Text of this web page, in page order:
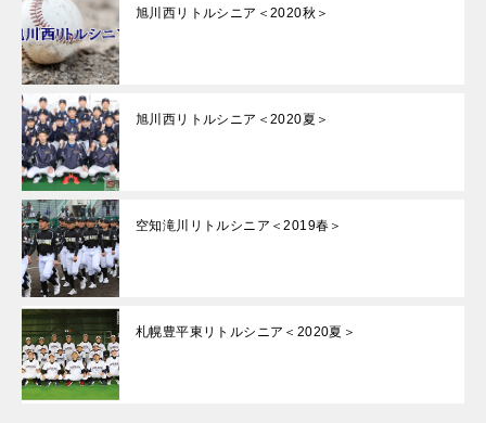
旭川西リトルシニア＜2020秋＞
旭川西リトルシニア＜2020夏＞
空知滝川リトルシニア＜2019春＞
札幌豊平東リトルシニア＜2020夏＞